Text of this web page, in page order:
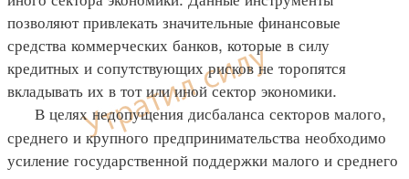
позволяют привлекать значительные финансовые
средства коммерческих банков, которые в силу
кредитных и сопутствующих рисков не торопятся
вкладывать их в тот или иной сектор экономики.
В целях недопущения дисбаланса секторов малого,
среднего и крупного предпринимательства необходимо
усиление государственной поддержки малого и среднего